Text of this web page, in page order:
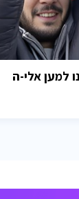
למען אלי-ה